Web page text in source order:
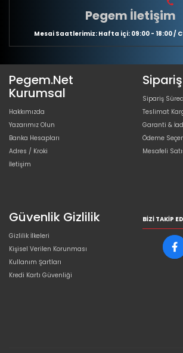
Pegem İletişim
Mesai Saatlerimiz: Hafta içi: 09:00 - 18:00 /
Pegem.Net
Kurumsal
Hakkımızda
Yazarımız Olun
Banka Hesapları
Adres / Kroki
İletişim
Sipariş
Teslimat
Garanti &
Ödeme
Mesafeli
Güvenlik Gizlilik
Gizlilik İlkeleri
Kişisel Verilen Korunması
Kullanım Şartları
Kredi Kartı Güvenliği
BIZI TAKIP